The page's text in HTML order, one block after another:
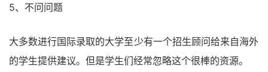
5、不问问题
大多数进行国际录取的大学至少有一个招生顾问给来自海外
的学生提供建议。但是学生们经常忽略这个很棒的资源。